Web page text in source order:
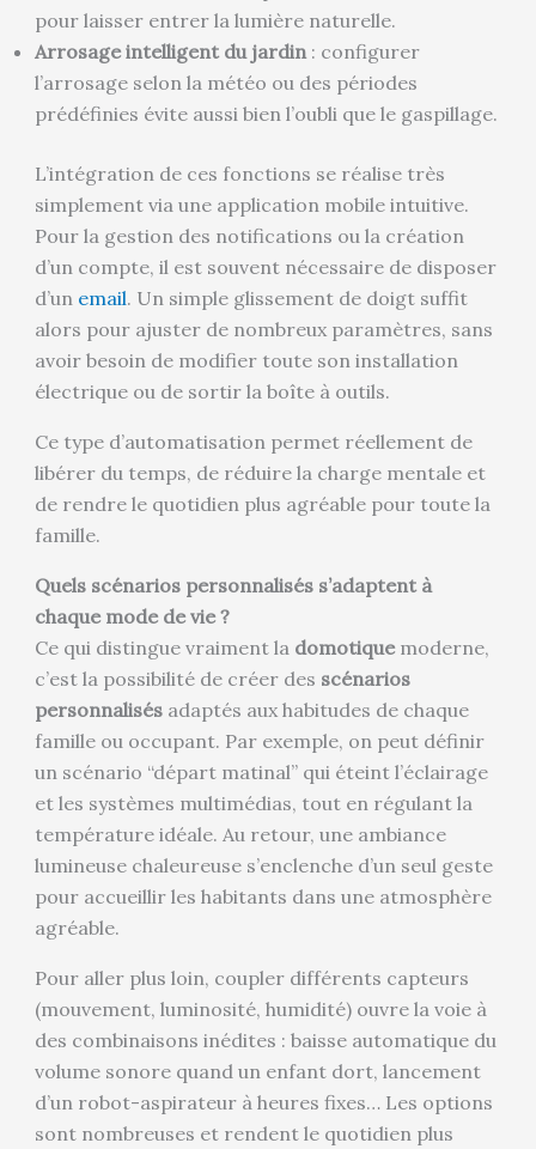
pour laisser entrer la lumière naturelle.
Arrosage intelligent du jardin: configurer
l’arrosage selon la météo ou des périodes
prédéfinies évite aussi bien l’oubli que le gaspillage.
L’intégration de ces fonctions se réalise très
simplement via une application mobile intuitive.
Pour la gestion des notifications ou la création
d’un compte, il est souvent nécessaire de disposer
d’un email. Un simple glissement de doigt suffit
alors pour ajuster de nombreux paramètres, sans
avoir besoin de modifier toute son installation
électrique ou de sortir la boîte à outils.
Ce type d’automatisation permet réellement de
libérer du temps, de réduire la charge mentale et
de rendre le quotidien plus agréable pour toute la
famille.
Quels scénarios personnalisés s’adaptent à
chaque mode de vie ?
Ce qui distingue vraiment la domotiquemoderne,
c’est la possibilité de créer des scénarios
personnalisésadaptés aux habitudes de chaque
famille ou occupant. Par exemple, on peut définir
un scénario “départ matinal” qui éteint l’éclairage
et les systèmes multimédias, tout en régulant la
température idéale. Au retour, une ambiance
lumineuse chaleureuse s’enclenche d’un seul geste
pour accueillir les habitants dans une atmosphère
agréable.
Pour aller plus loin, coupler différents capteurs
(mouvement, luminosité, humidité) ouvre la voie à
des combinaisons inédites : baisse automatique du
volume sonore quand un enfant dort, lancement
d’un robot-aspirateur à heures fixes… Les options
sont nombreuses et rendent le quotidien plus